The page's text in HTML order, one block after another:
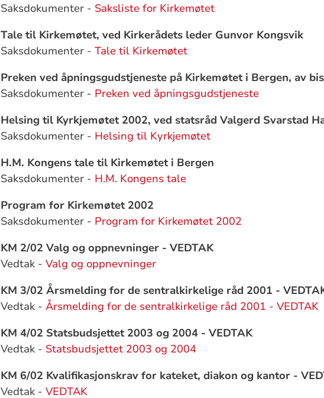
Saksdokumenter - Saksliste for Kirkemøtet
Tale til Kirkemøtet, ved Kirkerådets leder Gunvor Kongsvik
Saksdokumenter - Tale til Kirkemøtet
Preken ved åpningsgudstjeneste på Kirkemøtet i Bergen, av
Saksdokumenter - Preken ved åpningsgudstjeneste
Helsing til Kyrkjemøtet 2002, ved statsråd Valgerd Svarstad
Saksdokumenter - Helsing til Kyrkjemøtet
H.M. Kongens tale til Kirkemøtet i Bergen
Saksdokumenter - H.M. Kongens tale
Program for Kirkemøtet 2002
Saksdokumenter - Program for Kirkemøtet 2002
KM 2/02 Valg og oppnevninger - VEDTAK
Vedtak - Valg og oppnevninger
KM 3/02 Årsmelding for de sentralkirkelige råd 2001 -
Vedtak - Årsmelding for de sentralkirkelige råd 2001 - VEDTAK
KM 4/02 Statsbudsjettet 2003 og 2004 - VEDTAK
Vedtak - Statsbudsjettet 2003 og 2004
KM 6/02 Kvalifikasjonskrav for kateket, diakon og kantor -
Vedtak - VEDTAK